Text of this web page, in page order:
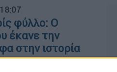
φύλλο: Ο
έκανε την
στην ιστορία